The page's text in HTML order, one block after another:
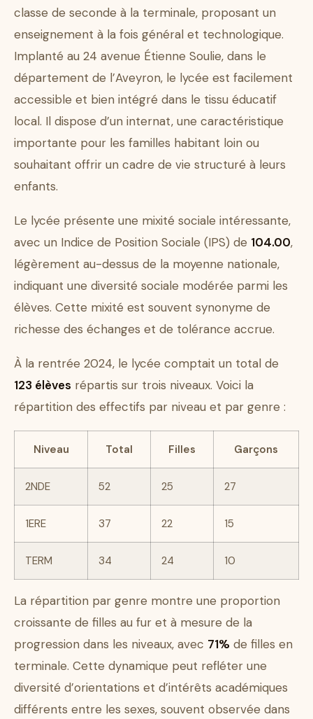
classe de seconde à la terminale, proposant un
enseignement à la fois général et technologique.
Implanté au 24 avenue Étienne Soulie, dans le
département de l’Aveyron, le lycée est facilement
accessible et bien intégré dans le tissu éducatif
local. Il dispose d’un internat, une caractéristique
importante pour les familles habitant loin ou
souhaitant offrir un cadre de vie structuré à leurs
enfants.
Le lycée présente une mixité sociale intéressante,
avec un Indice de Position Sociale (IPS) de 104.00,
légèrement au-dessus de la moyenne nationale,
indiquant une diversité sociale modérée parmi les
élèves. Cette mixité est souvent synonyme de
richesse des échanges et de tolérance accrue.
À la rentrée 2024, le lycée comptait un total de
123 élèves répartis sur trois niveaux. Voici la
répartition des effectifs par niveau et par genre :
Niveau Total Filles Garçons
2NDE 52 25 27
1ERE 37 22 15
TERM 34 24 10
La répartition par genre montre une proportion
croissante de filles au fur et à mesure de la
progression dans les niveaux, avec 71% de filles en
terminale. Cette dynamique peut refléter une
diversité d’orientations et d’intérêts académiques
différents entre les sexes, souvent observée dans